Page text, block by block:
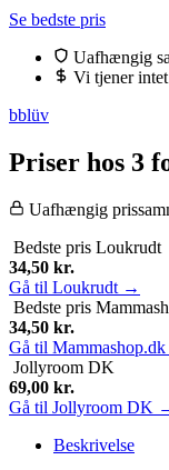
Se bedste pris
Uafhængig
Vi tjener
bblüv
Priser hos 3
Uafhængig
Bedste pris Loukrudt
34,50 kr.
Gå til Loukrudt →
Bedste pris
34,50 kr.
Gå til
Jollyroom DK
69,00 kr.
Gå til Jollyroom DK
Beskrivelse